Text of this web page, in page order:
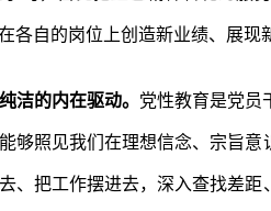
各自的岗位上创造新业绩、展现
洁的内在驱动。 党性教育是党员
够照见我们在理想信念、宗旨
、把工作摆进去，深入查找差